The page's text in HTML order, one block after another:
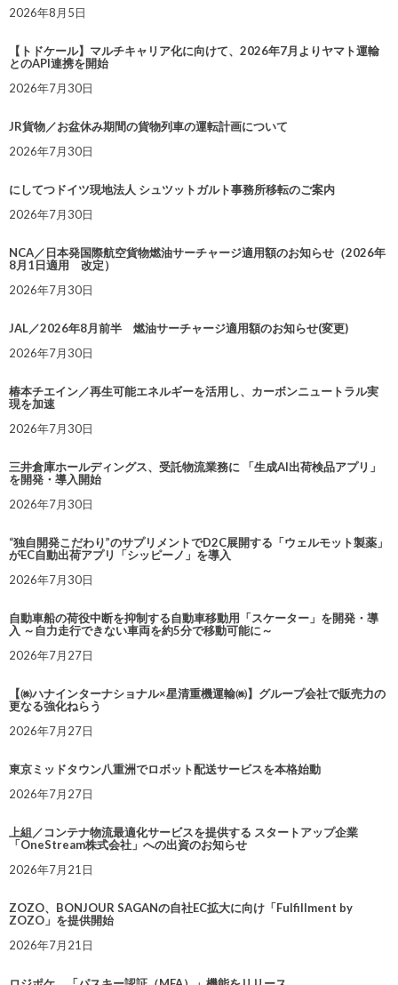
2026年8月5日
【トドケール】マルチキャリア化に向けて、2026年7月よりヤマト運輸
とのAPI連携を開始
2026年7月30日
JR貨物／お盆休み期間の貨物列車の運転計画について
2026年7月30日
にしてつドイツ現地法人 シュツットガルト事務所移転のご案内
2026年7月30日
NCA／日本発国際航空貨物燃油サーチャージ適用額のお知らせ（2026年
8月1日適用 改定）
2026年7月30日
JAL／2026年8月前半 燃油サーチャージ適用額のお知らせ(変更)
2026年7月30日
椿本チエイン／再生可能エネルギーを活用し、カーボンニュートラル実
現を加速
2026年7月30日
三井倉庫ホールディングス、受託物流業務に 「生成AI出荷検品アプリ」
を開発・導入開始
2026年7月30日
“独自開発こだわり”のサプリメントでD2C展開する「ウェルモット製薬」
がEC自動出荷アプリ「シッピーノ」を導入
2026年7月30日
自動車船の荷役中断を抑制する自動車移動用「スケーター」を開発・導
入 ～自力走行できない車両を約5分で移動可能に～
2026年7月27日
【㈱ハナインターナショナル×星清重機運輸㈱】グループ会社で販売力の
更なる強化ねらう
2026年7月27日
東京ミッドタウン八重洲でロボット配送サービスを本格始動
2026年7月27日
上組／コンテナ物流最適化サービスを提供する スタートアップ企業
「OneStream株式会社」への出資のお知らせ
2026年7月21日
ZOZO、BONJOUR SAGANの自社EC拡大に向け「Fulfillment by
ZOZO」を提供開始
2026年7月21日